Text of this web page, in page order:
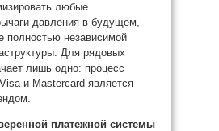
любые
давления в будущем,
полностью независимой
Для рядовых
лишь одно: процесс
и Mastercard является
платежной системы